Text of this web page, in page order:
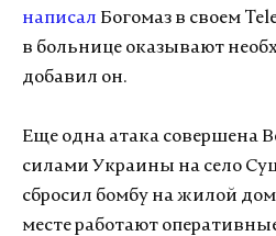
написал Богомаз в своем
в больнице оказывают
добавил он.
Еще одна атака совершена
силами Украины на село
сбросил бомбу на жилой
месте работают